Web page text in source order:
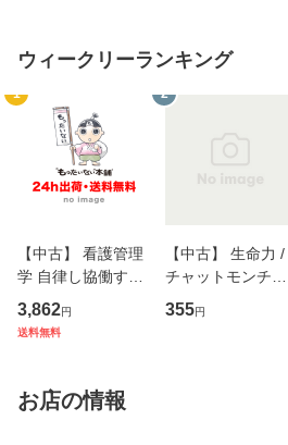
ウィークリーランキング
1
【中古】 看護管理
学 自律し協働する
専門職の看護マネ
ジメントスキル 改
恵 藤本幸三 / 南江
堂 [単行
3,862円
送料無料
2
【中古】 生命力 /
チャットモンチー /
キューンレコード
[CD]【メール便送
355円
お店の情報